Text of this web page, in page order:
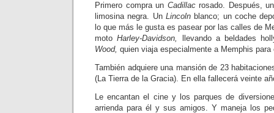
Primero compra un Cadillac rosa­do. Después,
limosina negra. Un Lincoln blanco; un coche
lo que más le gusta es pasear por las ca­lles de
motoHarley-Davidson,
llevando a bel­dades
Wood, quien viaja especialmente a Mem­phis
También adquiere una mansión de 23
(La Tierra de la Gracia). En ella fa­llecerá veinte
Le encantan el cine y los parques de
arrien­da para él y sus amigos. Y maneja los